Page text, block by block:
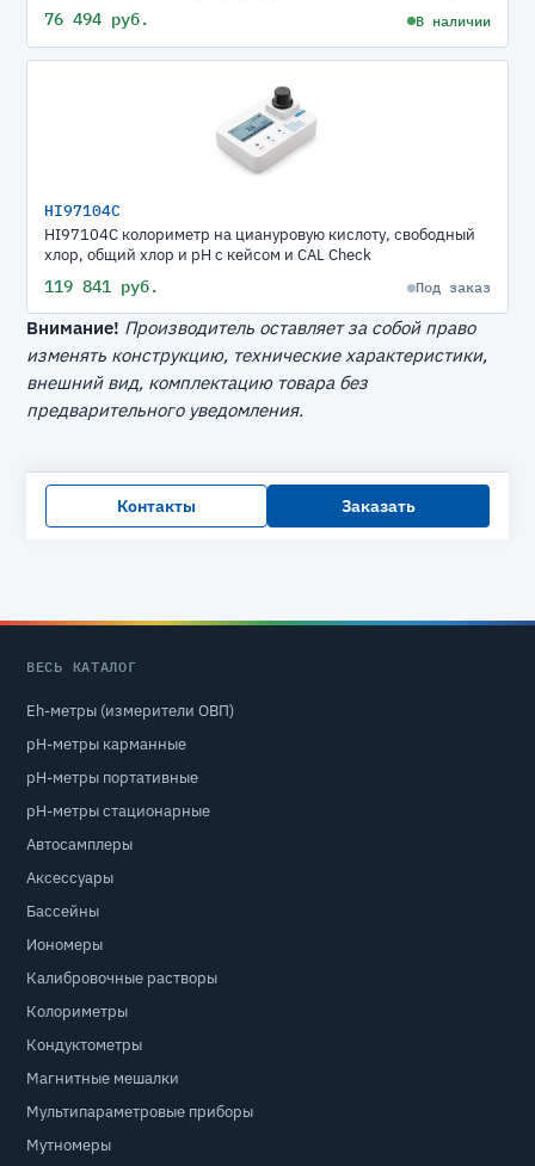
76 494 руб. В наличии
HI97104C
HI97104C колориметр на циануровую кислоту, свободный
хлор, общий хлор и pH с кейсом и CAL Check
119 841 руб. Под заказ
Внимание! Производитель оставляет за собой право
изменять конструкцию, технические характеристики,
внешний вид, комплектацию товара без
предварительного уведомления.
Контакты Заказать
ВЕСЬ КАТАЛОГ
Eh-метры (измерители ОВП)
pH-метры карманные
pH-метры портативные
pH-метры стационарные
Автосамплеры
Аксессуары
Бассейны
Иономеры
Калибровочные растворы
Колориметры
Кондуктометры
Магнитные мешалки
Мультипараметровые приборы
Мутномеры